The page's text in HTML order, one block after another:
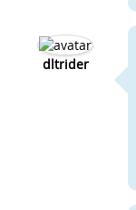
dltrider